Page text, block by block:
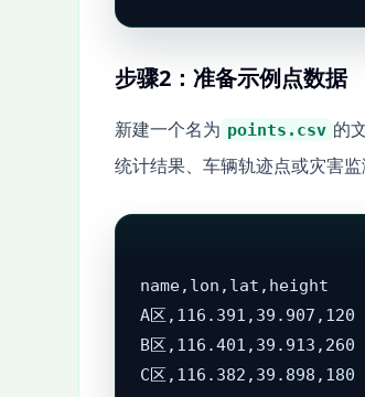
步骤2：准备示例点数据
新建一个名为 points.csv 的
统计结果、车辆轨迹点或灾害监
name,lon,lat,height
A区,116.391,39.907,120
B区,116.401,39.913,260
C区,116.382,39.898,180